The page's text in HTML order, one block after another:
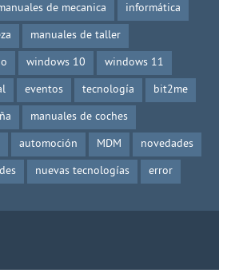
de mecanica
informática
manuales de taller
windows 10
windows 11
eventos tecnología
bit2me
manuales de coches
automoción MDM
novedades
nuevas tecnologías error